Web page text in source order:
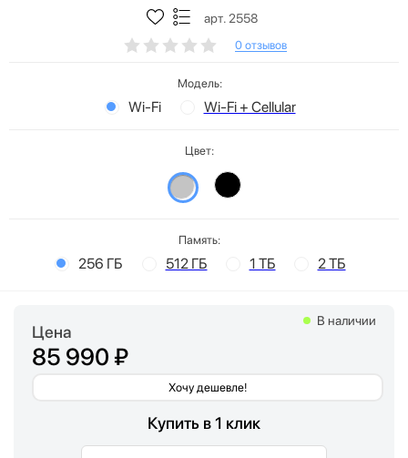
арт. 2558
0 отзывов
Модель:
Wi-Fi Wi-Fi + Cellular
Цвет:
Память:
256 ГБ 512 ГБ 1 ТБ 2 ТБ
Цена
85 990 ₽
Хочу дешевле!
В наличии
Купить в 1 клик